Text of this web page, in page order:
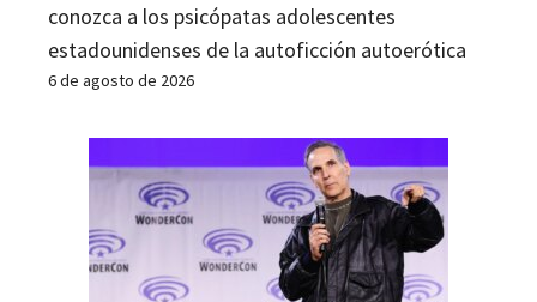
conozca a los psicópatas adolescentes
estadounidenses de la autoficción autoerótica
6 de agosto de 2026